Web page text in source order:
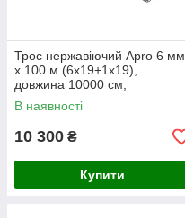
Трос нержавіючий Apro 6 мм
x 100 м (6х19+1х19),
довжина 10000 см,
буксирувальний трос, Китай
В наявності
10 300 ₴
Купити